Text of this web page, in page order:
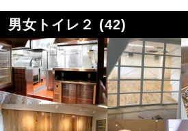
男女トイレ２ (42)